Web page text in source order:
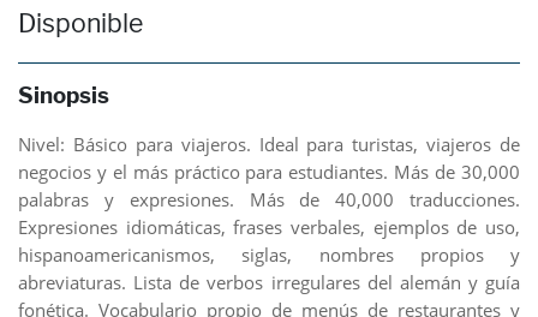
Disponible
Sinopsis
Nivel: Básico para viajeros. Ideal para turistas, viajeros de
negocios y el más práctico para estudiantes. Más de 30,000
palabras y expresiones. Más de 40,000 traducciones.
Expresiones idiomáticas, frases verbales, ejemplos de uso,
hispanoamericanismos, siglas, nombres propios y
abreviaturas. Lista de verbos irregulares del alemán y guía
fonética. Vocabulario propio de menús de restaurantes y